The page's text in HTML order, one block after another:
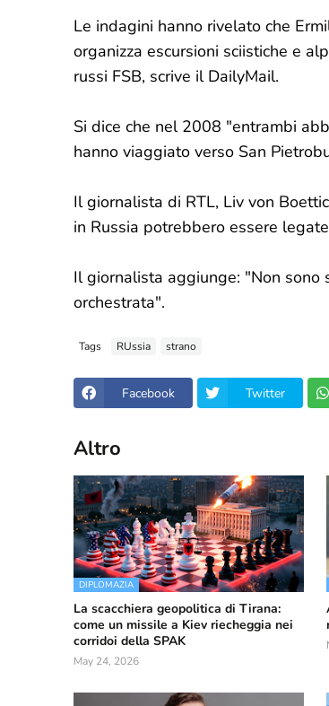
Le indagini hanno rivelato che
organizza escursioni sciistiche e
russi FSB, scrive il DailyMail.
Si dice che nel 2008 "entrambi
hanno viaggiato verso San
Il giornalista di RTL, Liv von
in Russia potrebbero essere
Il giornalista aggiunge: "Non sono
orchestrata".
Tags RUssia strano
Facebook Twitter
Altro
DIPLOMAZIA
La scacchiera geopolitica di Tirana:
come un missile a Kiev riecheggia nei
corridoi della SPAK
May 24, 2026